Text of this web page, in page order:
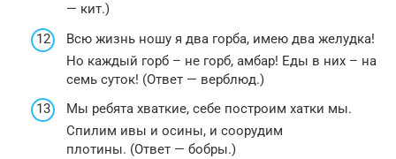
— кит.)
Всю жизнь ношу я два горба, имею два желудка!
Но каждый горб – не горб, амбар! Еды в них – на
семь суток! (Ответ — верблюд.)
Мы ребята хваткие, себе построим хатки мы.
Спилим ивы и осины, и соорудим
плотины. (Ответ — бобры.)